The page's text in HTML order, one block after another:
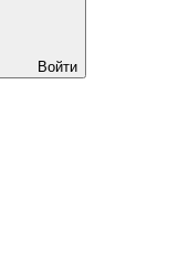
Войти